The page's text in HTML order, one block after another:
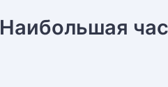
Наибольшая